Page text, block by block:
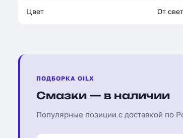
Цвет От
ПОДБОРКА OILX
Смазки — в наличии
Популярные позиции с доставкой по